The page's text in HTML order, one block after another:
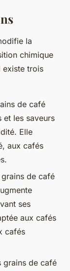
la
chimique
existe trois
de café
et les saveurs
Elle
aux cafés
de café
ses
aux cafés
cafés
grains de café